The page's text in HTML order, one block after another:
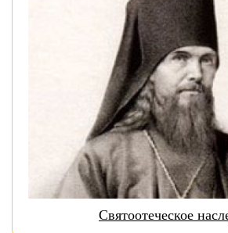
Святоотеческое